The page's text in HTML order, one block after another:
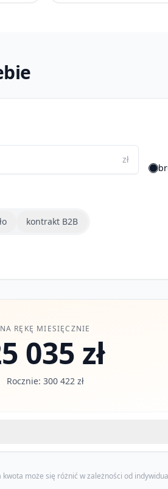
zł
kontrakt B2B
NA RĘKĘ MIESIĘCZNIE
035 zł
Rocznie: 300 422 zł
kwota może się różnić w zależności od